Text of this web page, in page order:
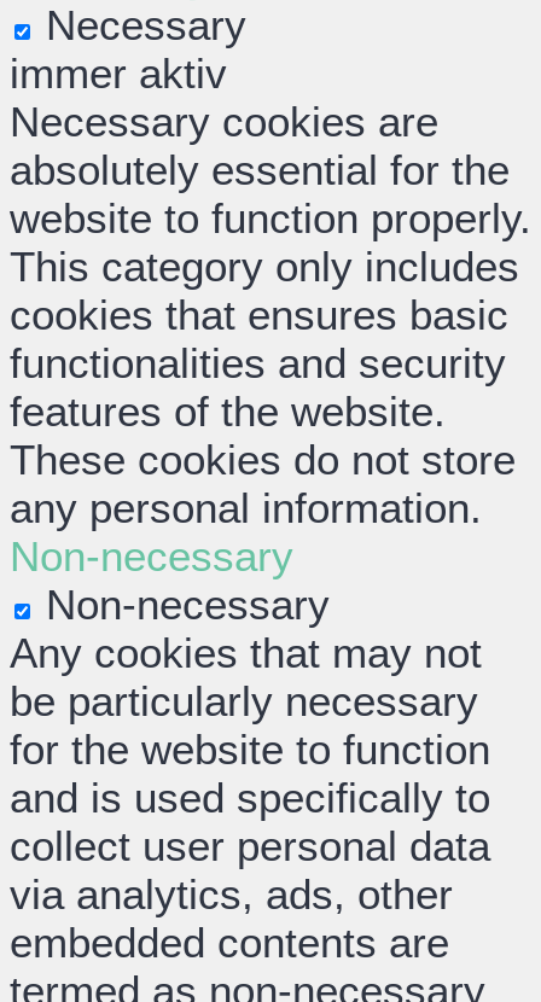
Necessary
immer aktiv
Necessary cookies are
absolutely essential for the
website to function properly.
This category only includes
cookies that ensures basic
functionalities and security
features of the website.
These cookies do not store
any personal information.
Non-necessary
Non-necessary
Any cookies that may not
be particularly necessary
for the website to function
and is used specifically to
collect user personal data
via analytics, ads, other
embedded contents are
termed as non-necessary